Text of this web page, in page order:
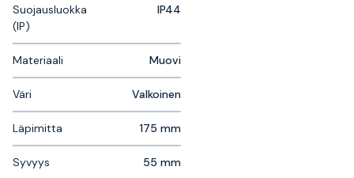
Suojausluokka
(IP)
IP44
Materiaali Muovi
Väri Valkoinen
Läpimitta 175 mm
Syvyys 55 mm